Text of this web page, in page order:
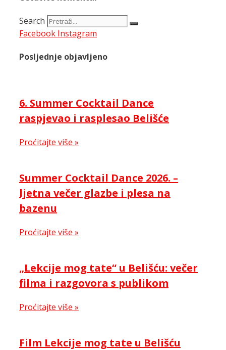
Search
Facebook Instagram
Posljednje objavljeno
6. Summer Cocktail Dance
raspjevao i rasplesao Belišće
Proćitajte više »
Summer Cocktail Dance 2026. –
ljetna večer glazbe i plesa na
bazenu
Proćitajte više »
„Lekcije mog tate“ u Belišću: večer
filma i razgovora s publikom
Proćitajte više »
Film Lekcije mog tate u Belišću